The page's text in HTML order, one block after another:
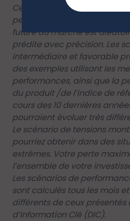
Ce que vous obtiendrez de
performances futures du
future du marché est
prédite avec précision. Les
intermédiaire et favorable
des exemples utilisant les
performances, ainsi que la
du produit /de l’indice de
cours des 10 dernières
pourraient évoluer très
Le scénario de tensions
pourriez obtenir dans des
extrêmes. Votre perte
l’ensemble de votre
Les scénarios de
sont calculés tous les mois
différents de ceux présentés
d’Information Clé (DIC).